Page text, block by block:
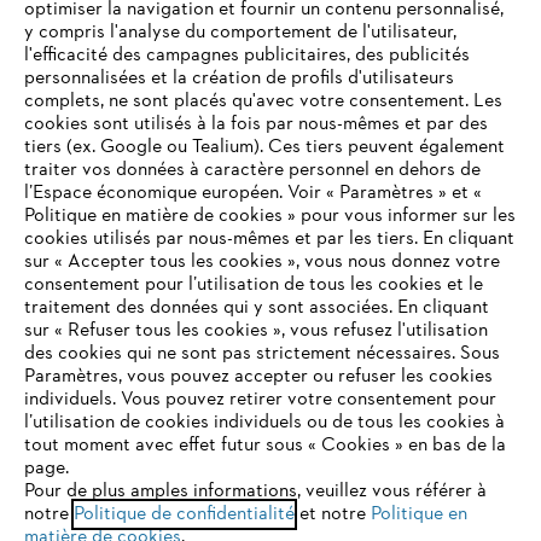
L'Entreprise
STIHL FAQ
Contact
Politique de protection des données
Mentions légales Utilisation des cookies
VOTRE NAVIGATEUR INTERNET
N'EST PLUS PRIS EN CHARGE
Vous utilisez un navigateur Internet que nous ne prenons plus
en charge, et certaines fonctionnalités de notre site ne
peuvent fonctionner correctement. Pour une utilisation
optimale de notre site, nous vous recommandons de passer à
l'un des navigateurs suivants :
optimiser la navigation et fournir un contenu personnalisé,
y compris l'analyse du comportement de l'utilisateur,
l'efficacité des campagnes publicitaires, des publicités
personnalisées et la création de profils d'utilisateurs
complets, ne sont placés qu'avec votre consentement. Les
cookies sont utilisés à la fois par nous-mêmes et par des
tiers (ex. Google ou Tealium). Ces tiers peuvent également
traiter vos données à caractère personnel en dehors de
l’Espace économique européen. Voir « Paramètres » et «
Politique en matière de cookies » pour vous informer sur les
cookies utilisés par nous-mêmes et par les tiers. En cliquant
sur « Accepter tous les cookies », vous nous donnez votre
consentement pour l’utilisation de tous les cookies et le
traitement des données qui y sont associées. En cliquant
sur « Refuser tous les cookies », vous refusez l'utilisation
des cookies qui ne sont pas strictement nécessaires. Sous
Paramètres, vous pouvez accepter ou refuser les cookies
individuels. Vous pouvez retirer votre consentement pour
l’utilisation de cookies individuels ou de tous les cookies à
tout moment avec effet futur sous « Cookies » en bas de la
page.
Pour de plus amples informations, veuillez vous référer à
notre Politique de confidentialitéet notre Politique en